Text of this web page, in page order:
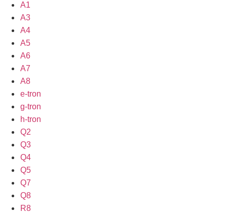
A1
A3
A4
A5
A6
A7
A8
e-tron
g-tron
h-tron
Q2
Q3
Q4
Q5
Q7
Q8
R8